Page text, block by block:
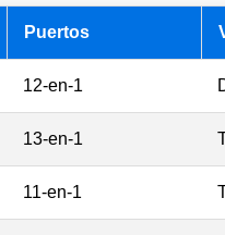
Puertos
12-en-1
13-en-1
11-en-1